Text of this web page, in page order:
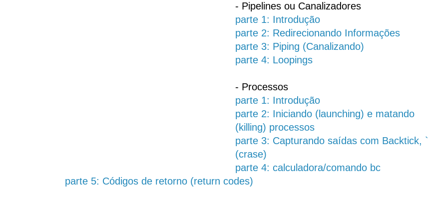
- Pipelines ou Canalizadores
parte 1: Introdução
parte 2: Redirecionando Informações
parte 3: Piping (Canalizando)
parte 4: Loopings
- Processos
parte 1: Introdução
parte 2: Iniciando (launching) e matando
(killing) processos
parte 3: Capturando saídas com Backtick, `
(crase)
parte 4: calculadora/comando bc
parte 5: Códigos de retorno (return codes)